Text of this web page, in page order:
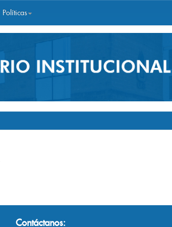
Políticas
Contáctanos: